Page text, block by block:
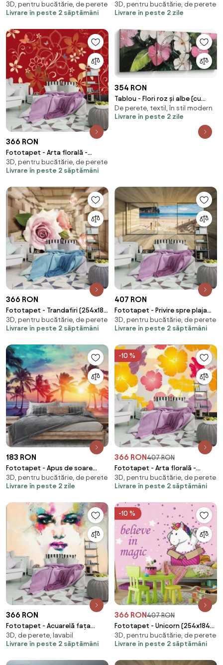
3D, pentru bucătărie, de perete
Livrare în peste 2 săptămâni
fluture (147x102 cm)
3D, pentru bucătărie, de perete
Livrare în peste 2 zile
366 RON
Fototapet - Arta florală -
abstract (254x184 cm)
3D, pentru bucătărie, de perete
Livrare în peste 2 săptămâni
354 RON
Tablou - Flori roz și albe (cu
ceas) (90x30 cm)
De perete, textil, în stil modern
Livrare în peste 2 zile
366 RON
Fototapet - Trandafiri (254x184
cm)
3D, pentru bucătărie, de perete
Livrare în peste 2 săptămâni
407 RON
Fototapet - Privire spre plaja
(254x184 cm)
3D, pentru bucătărie, de perete
Livrare în peste 2 săptămâni
183 RON
Fototapet - Apus de soare
tropical (147x102 cm)
3D, pentru bucătărie, de perete
Livrare în peste 2 zile
-10 %
366 RON407 RON
Fototapet - Arta florală -
abstract (254x184 cm)
3D, pentru bucătărie, de perete
Livrare în peste 2 săptămâni
366 RON
Fototapet - Acuarelă fața
(254x184 cm)
3D, de perete, lavabil
Livrare în peste 2 săptămâni
-10 %
366 RON407 RON
Fototapet - Unicorn (254x184
cm)
3D, pentru bucătărie, de perete
Livrare în peste 2 săptămâni